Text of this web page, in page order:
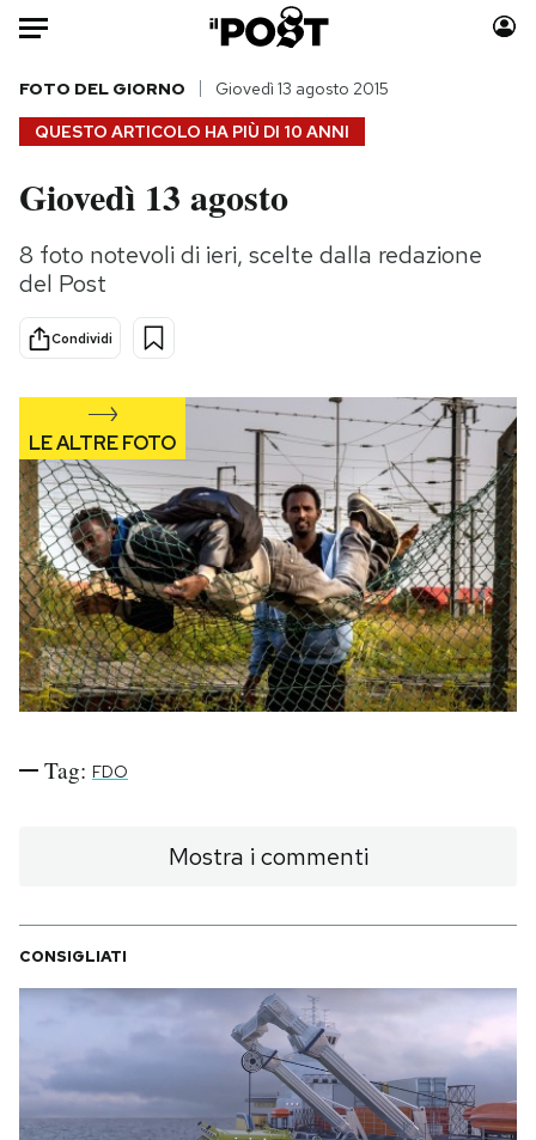
Auto
HOME
Italia
Politica
Internet
Cultura
Economia
Sport
Consumismi
Europa
Altrecose
Mondiali calcio 2026
PODCAST
NEWSLETTER
Area Personale
Newsletter
Notifiche mobile
Regala il Post
QUESTO ARTICOLO HA PIÙ DI 10 ANNI
FOTO DEL GIORNO Giovedì 13 agosto 2015
Giovedì 13 agosto
8 foto notevoli di ieri, scelte dalla redazione
del Post
Condividi
Tag: FDO
Mostra i commenti
CONSIGLIATI